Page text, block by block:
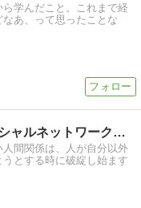
学んだこと。これまで経
あ、って思ったことな
【SNS】出逢いはソーシャルネットワーク【恋愛】
間関係は、人が自分以外
とする時に破綻し始ます